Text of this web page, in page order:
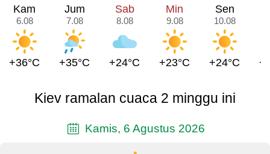
Kam
6.08
+36°C
Jum
7.08
+35°C
Sab
8.08
+24°C
Min
9.08
+23°C
Sen
10.08
+24°C
Kiev ramalan cuaca 2 minggu ini
Kamis, 6 Agustus 2026